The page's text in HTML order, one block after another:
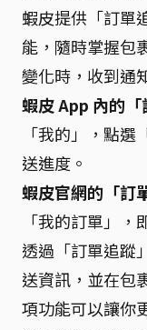
蝦皮提供「訂單
能，隨時掌握包
變化時，收到通
蝦皮 App 內的「
「我的」，點
送進度。
蝦皮官網的「訂
「我的訂單」
透過「訂單追蹤
送資訊，並在包
項功能可以讓你